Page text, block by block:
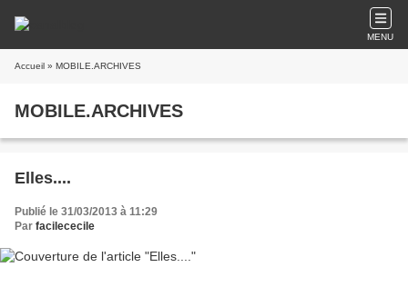
MENU
Accueil » MOBILE.ARCHIVES
MOBILE.ARCHIVES
Elles....
Publié le 31/03/2013 à 11:29
Par facilececile